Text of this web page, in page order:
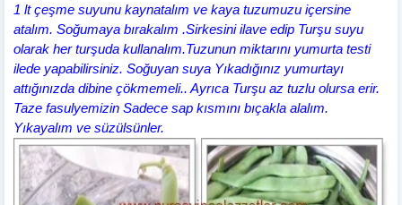
1 lt çeşme suyunu kaynatalım ve kaya tuzumuzu içersine
atalım. Soğumaya bırakalım .Sirkesini ilave edip Turşu suyu
olarak her turşuda kullanalım.Tuzunun miktarını yumurta testi
ilede yapabilirsiniz. Soğuyan suya Yıkadığınız yumurtayı
attığınızda dibine çökmemeli.. Ayrıca Turşu az tuzlu olursa erir.
Taze fasulyemizin Sadece sap kısmını bıçakla alalım.
Yıkayalım ve süzülsünler.